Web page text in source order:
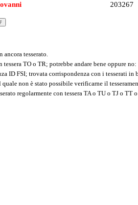
203267
ancora tesserato.
tessera TO o TR; potrebbe andare bene oppure
ID FSI; trovata corrispondenza con i tesserati
quale non è stato possibile verificarne il
regolarmente con tessera TA o TU o TJ o TT